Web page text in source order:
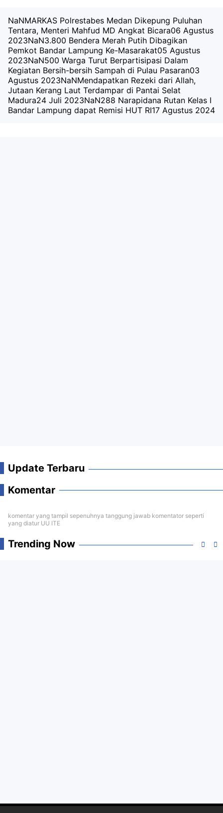
NaNMARKAS Polrestabes Medan Dikepung Puluhan
Tentara, Menteri Mahfud MD Angkat Bicara06 Agustus
2023NaN3.800 Bendera Merah Putih Dibagikan
Pemkot Bandar Lampung Ke-Masarakat05 Agustus
2023NaN500 Warga Turut Berpartisipasi Dalam
Kegiatan Bersih-bersih Sampah di Pulau Pasaran03
Agustus 2023NaNMendapatkan Rezeki dari Allah,
Jutaan Kerang Laut Terdampar di Pantai Selat
Madura24 Juli 2023NaN288 Narapidana Rutan Kelas I
Bandar Lampung dapat Remisi HUT RI17 Agustus 2024
Update Terbaru
Komentar
komentar yang tampil sepenuhnya tanggung jawab komentator seperti
yang diatur UU ITE
Trending Now